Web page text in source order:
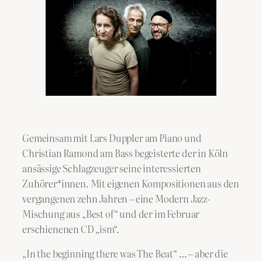
Gemeinsam mit Lars Duppler am Piano und
Christian Ramond am Bass begeisterte der in Köln
ansässige Schlagzeuger seine interessierten
Zuhörer*innen. Mit eigenen Kompositionen aus den
vergangenen zehn Jahren – eine Modern Jazz-
Mischung aus „Best of“ und der im Februar
erschienenen CD „ism“.
„In the beginning there was The Beat“ … – aber die